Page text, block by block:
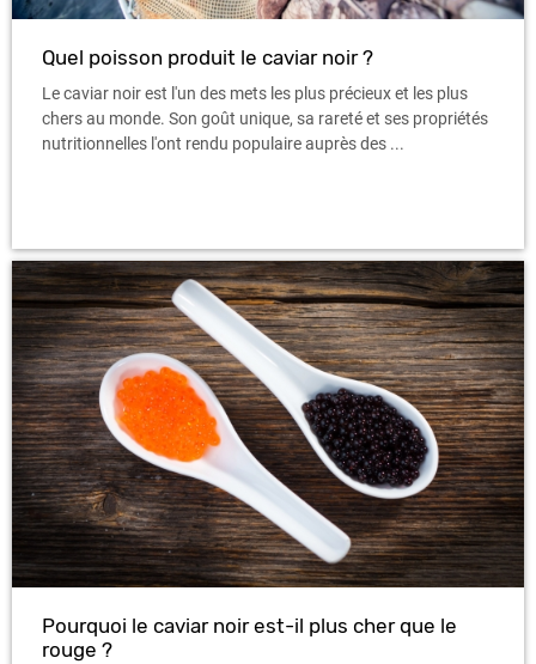
Quel poisson produit le caviar noir ?
Le caviar noir est l'un des mets les plus précieux et les plus
chers au monde. Son goût unique, sa rareté et ses propriétés
nutritionnelles l'ont rendu populaire auprès des ...
Pourquoi le caviar noir est-il plus cher que le
rouge ?